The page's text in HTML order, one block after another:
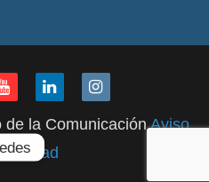
de la ComunicaciónAviso